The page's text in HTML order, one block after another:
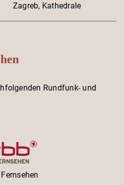
Zagreb, Kathedrale
Rundfunk- und